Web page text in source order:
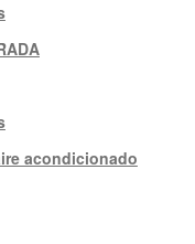
acondicionado